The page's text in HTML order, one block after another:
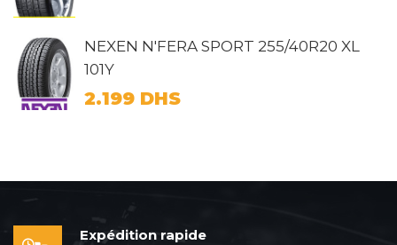
NEXEN N'FERA SPORT 255/40R20 XL
101Y
2.199 DHS
Expédition rapide